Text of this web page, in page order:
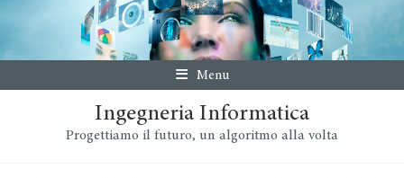
Menu
Ingegneria Informatica
Progettiamo il futuro, un algoritmo alla volta